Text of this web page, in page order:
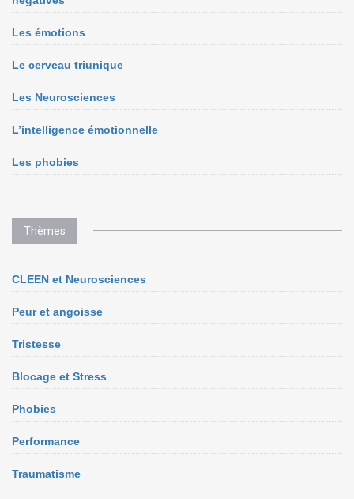
Les émotions
Le cerveau triunique
Les Neurosciences
L’intelligence émotionnelle
Les phobies
Thèmes
CLEEN et Neurosciences
Peur et angoisse
Tristesse
Blocage et Stress
Phobies
Performance
Traumatisme